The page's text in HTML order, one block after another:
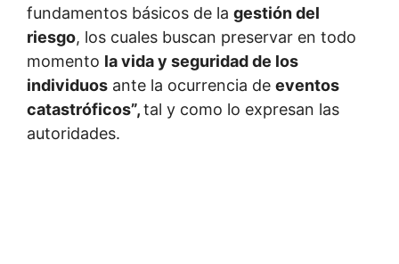
fundamentos básicos de la gestión del
riesgo, los cuales buscan preservar en todo
momento la vida y seguridad de los
individuos ante la ocurrencia de eventos
catastróficos”,tal y como lo expresan las
autoridades.